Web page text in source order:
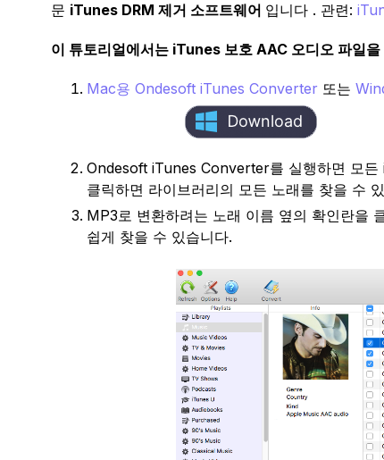
문 iTunes DRM 제거 소프트웨어 입니다 . 관련:
이 튜토리얼에서는 iTunes 보호 AAC 오디오 파일
Mac용 Ondesoft iTunes Converter 또는
Ondesoft iTunes Converter를 실행하면 모든
클릭하면 라이브러리의 모든 노래를 찾을 수
MP3로 변환하려는 노래 이름 옆의 확인란을
쉽게 찾을 수 있습니다.